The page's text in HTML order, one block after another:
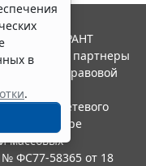
в
.
ГАРАНТ
и ее партнеры
правовой
сетевого
в сфере
массовых
ФС77-58365 от 18